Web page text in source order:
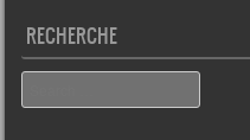
RECHERCHE